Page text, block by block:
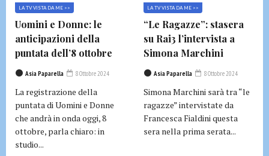
LA TV VISTA DA ME >>
Uomini e Donne: le
anticipazioni della
puntata dell’8 ottobre
Asia Paparella 8 Ottobre 2024
La registrazione della
puntata di Uomini e Donne
che andrà in onda oggi, 8
ottobre, parla chiaro: in
studio...
LA TV VISTA DA ME >>
“Le Ragazze”: stasera
su Rai3 l’intervista a
Simona Marchini
Asia Paparella 8 Ottobre 2024
Simona Marchini sarà tra “le
ragazze” intervistate da
Francesca Fialdini questa
sera nella prima serata...